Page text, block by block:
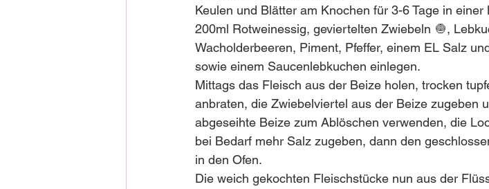
Keulen und Blätter am Knochen für 3-6 Tage in
200ml Rotweinessig, geviertelten Zwiebeln 🧅,
Wacholderbeeren, Piment, Pfeffer, einem EL Salz
sowie einem Saucenlebkuchen einlegen.
Mittags das Fleisch aus der Beize holen, trocken
anbraten, die Zwiebelviertel aus der Beize zugeben
abgeseihte Beize zum Ablöschen verwenden, die
bei Bedarf mehr Salz zugeben, dann den
in den Ofen.
Die weich gekochten Fleischstücke nun aus der